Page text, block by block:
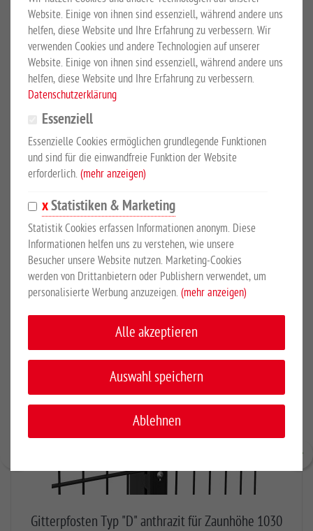
Der Schmuckzaun "Iller" ist facettenreich und wird aus
Doppelstabmatten 6/6/6 mm in Ellipsenform produziert. Das
Modell "Iller" fällt durch seine klare Linienführung auf und wirkt
optimal im Zusammenspiel mit geraden Doppelstabmatten.
Technische Beschreibung:
Waagerechte Drähte doppelt: 6 mm
Mattenlänge: 2510 mm
Maschung: 50/200 mm
Mit Ellipsenornament
Feuerverzinkung nach DIN EN ISO 1461
Pulverbeschichtet in RAL 7016 Anthrazit
EMPFOHLENES ZUBEHÖR
Gitterpfosten Typ "D" anthrazit für Zaunhöhe 1030
Website. Einige von ihnen sind essenziell, während andere uns
helfen, diese Website und Ihre Erfahrung zu verbessern. Wir
verwenden Cookies und andere Technologien auf unserer
Website. Einige von ihnen sind essenziell, während andere uns
helfen, diese Website und Ihre Erfahrung zu verbessern.
Datenschutzerklärung
Essenziell
Essenzielle Cookies ermöglichen grundlegende Funktionen
und sind für die einwandfreie Funktion der Website
erforderlich. (mehr anzeigen)
Statistiken & Marketing
Statistik Cookies erfassen Informationen anonym. Diese
Informationen helfen uns zu verstehen, wie unsere
Besucher unsere Website nutzen. Marketing-Cookies
werden von Drittanbietern oder Publishern verwendet, um
personalisierte Werbung anzuzeigen. (mehr anzeigen)
Alle akzeptieren
Auswahl speichern
Ablehnen